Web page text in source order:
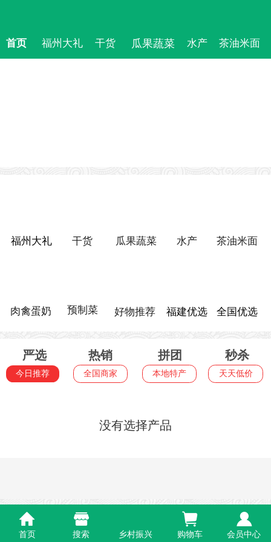
首页 福州大礼 干货 瓜果蔬菜 水产 茶油米面
福州大礼 干货 瓜果蔬菜 水产 茶油米面
肉禽蛋奶 预制菜 好物推荐 福建优选 全国优选
严选 热销 拼团 秒杀
今日推荐 全国商家 本地特产 天天低价
没有选择产品
首页 搜索 乡村振兴 购物车 会员中心